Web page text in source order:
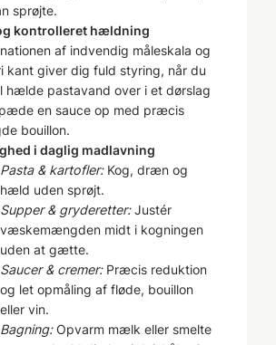
sprøjte.
kontrolleret hældning
af indvendig måleskala og
kant giver dig fuld styring, når du
hælde pastavand over i et dørslag
en sauce op med præcis
bouillon.
i daglig madlavning
Pasta & kartofler:Kog, dræn og
hæld uden sprøjt.
Supper & gryderetter:Justér
væskemængden midt i kogningen
uden at gætte.
Saucer & cremer:Præcis reduktion
og let opmåling af fløde, bouillon
eller vin.
Bagning:Opvarm mælk eller smelte